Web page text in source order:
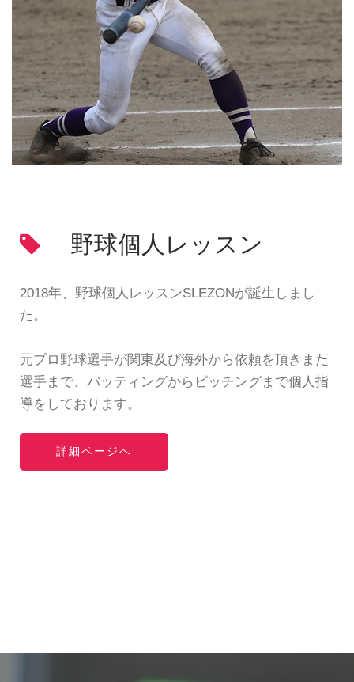
野球個人レッスン
2018年、野球個人レッスンSLEZONが誕生しまし
た。
元プロ野球選手が関東及び海外から依頼を頂きまた
選手まで、バッティングからピッチングまで個人指
導をしております。
詳細ページへ